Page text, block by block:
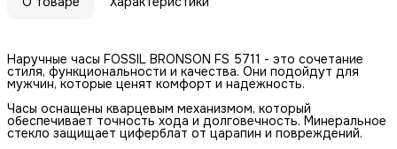
Наручные часы FOSSIL BRONSON FS 5711 - это сочетание
стиля, функциональности и качества. Они подойдут для
мужчин, которые ценят комфорт и надежность.
Часы оснащены кварцевым механизмом, который
обеспечивает точность хода и долговечность. Минеральное
стекло защищает циферблат от царапин и повреждений.